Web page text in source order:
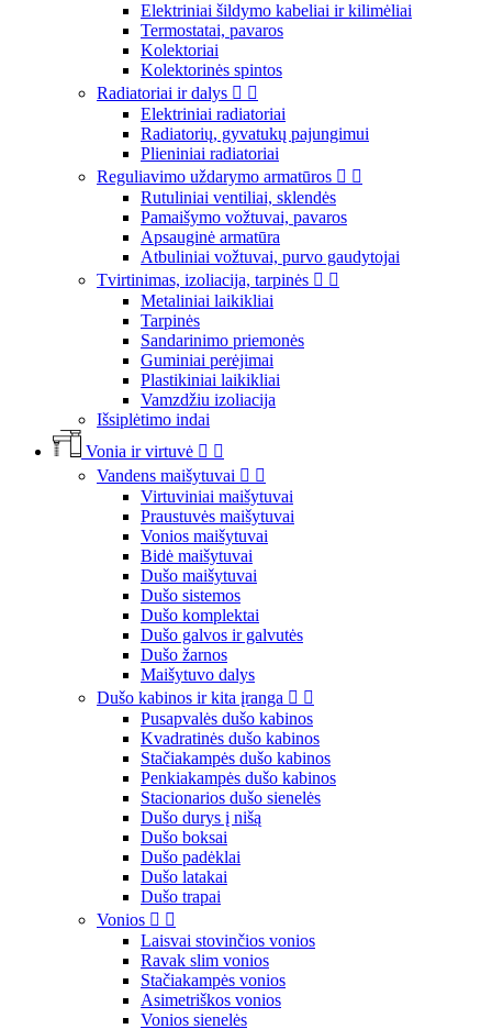
Elektriniai šildymo kabeliai ir kilimėliai
Termostatai, pavaros
Kolektoriai
Kolektorinės spintos
Radiatoriai ir dalys  
Elektriniai radiatoriai
Radiatorių, gyvatukų pajungimui
Plieniniai radiatoriai
Reguliavimo uždarymo armatūros  
Rutuliniai ventiliai, sklendės
Pamaišymo vožtuvai, pavaros
Apsauginė armatūra
Atbuliniai vožtuvai, purvo gaudytojai
Tvirtinimas, izoliacija, tarpinės  
Metaliniai laikikliai
Tarpinės
Sandarinimo priemonės
Guminiai perėjimai
Plastikiniai laikikliai
Vamzdžiu izoliacija
Išsiplėtimo indai
Vonia ir virtuvė  
Vandens maišytuvai  
Virtuviniai maišytuvai
Praustuvės maišytuvai
Vonios maišytuvai
Bidė maišytuvai
Dušo maišytuvai
Dušo sistemos
Dušo komplektai
Dušo galvos ir galvutės
Dušo žarnos
Maišytuvo dalys
Dušo kabinos ir kita įranga  
Pusapvalės dušo kabinos
Kvadratinės dušo kabinos
Stačiakampės dušo kabinos
Penkiakampės dušo kabinos
Stacionarios dušo sienelės
Dušo durys į nišą
Dušo boksai
Dušo padėklai
Dušo latakai
Dušo trapai
Vonios  
Laisvai stovinčios vonios
Ravak slim vonios
Stačiakampės vonios
Asimetriškos vonios
Vonios sienelės